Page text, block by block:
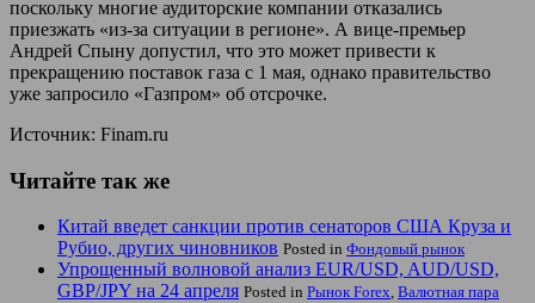
поскольку многие аудиторские компании отказались
приезжать «из-за ситуации в регионе». А вице-премьер
Андрей Спыну допустил, что это может привести к
прекращению поставок газа с 1 мая, однако правительство
уже запросило «Газпром» об отсрочке.
Источник: Finam.ru
Читайте так же
Китай введет санкции против сенаторов США Круза и
Рубио, других чиновников Posted in Фондовый рынок
Упрощенный волновой анализ EUR/USD, AUD/USD,
GBP/JPY на 24 апреля Posted in Рынок Forex, Валютная пара